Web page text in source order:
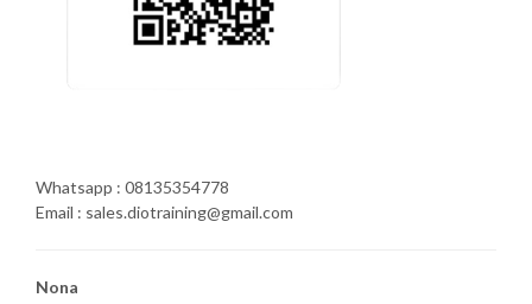
Whatsapp : 08135354778
Email : sales.diotraining@gmail.com
Nona